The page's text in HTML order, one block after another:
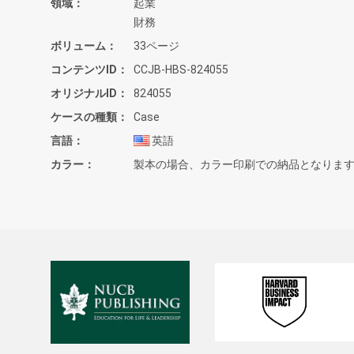
領域
起業
財務
ボリューム
33ページ
コンテンツID
CCJB-HBS-824055
オリジナルID
824055
ケースの種類
Case
言語
英語
カラー
製本の場合、カラー印刷での納品となりま